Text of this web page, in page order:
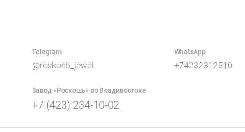
Telegram
@roskosh_jewel
WhatsApp
+74232312510
Завод «Роскошь» во Владивостоке
+7 (423) 234-10-02